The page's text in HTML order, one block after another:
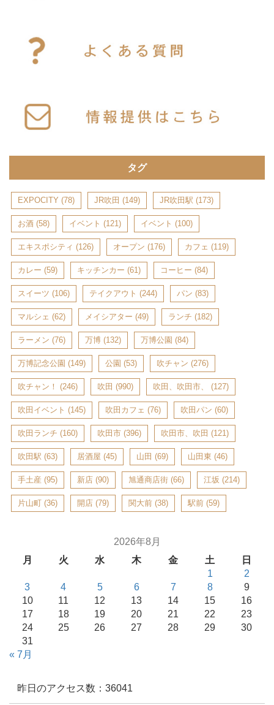
タグ
EXPOCITY (78) JR吹田 (149) JR吹田駅 (173)
お酒 (58) イベント (121) イベント (100)
エキスポシティ (126) オープン (176) カフェ (119)
カレー (59) キッチンカー (61) コーヒー (84)
スイーツ (106) テイクアウト (244) パン (83)
マルシェ (62) メイシアター (49) ランチ (182)
ラーメン (76) 万博 (132) 万博公園 (84)
万博記念公園 (149) 公園 (53) 吹チャン (276)
吹チャン！ (246) 吹田 (990) 吹田、吹田市、 (127)
吹田イベント (145) 吹田カフェ (76) 吹田パン (60)
吹田ランチ (160) 吹田市 (396) 吹田市、吹田 (121)
吹田駅 (63) 居酒屋 (45) 山田 (69) 山田東 (46)
手土産 (95) 新店 (90) 旭通商店街 (66) 江坂 (214)
片山町 (36) 開店 (79) 関大前 (38) 駅前 (59)
2026年8月
月
火 水 木 金 土
日
1
2
3
4 5 6 7 8
9
10
11 12 13 14 15
16
17
18 19 20 21 22
23
24
25 26 27 28 29
30
31
« 7月
昨日のアクセス数：36041